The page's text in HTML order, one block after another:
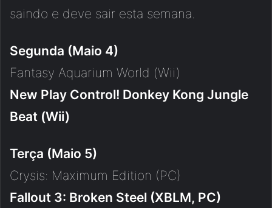
saindo e deve sair esta semana.
Segunda (Maio 4)
Fantasy Aquarium World (Wii)
New Play Control! Donkey Kong Jungle
Beat (Wii)
Terça (Maio 5)
Crysis: Maximum Edition (PC)
Fallout 3: Broken Steel (XBLM, PC)